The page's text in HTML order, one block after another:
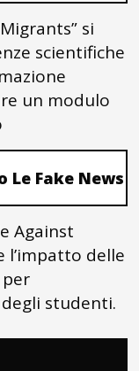
si
scientifiche
un modulo
Le Fake News
Against
l’impatto delle
per
studenti.